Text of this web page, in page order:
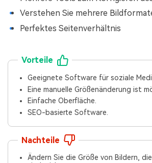
Verstehen Sie mehrere
Perfektes Seitenverhältnis
Vorteile
Geeignete Software für soziale
Eine manuelle Größenänderung ist
Einfache Oberfläche.
SEO-basierte Software.
Nachteile
Ändern Sie die Größe von Bildern,